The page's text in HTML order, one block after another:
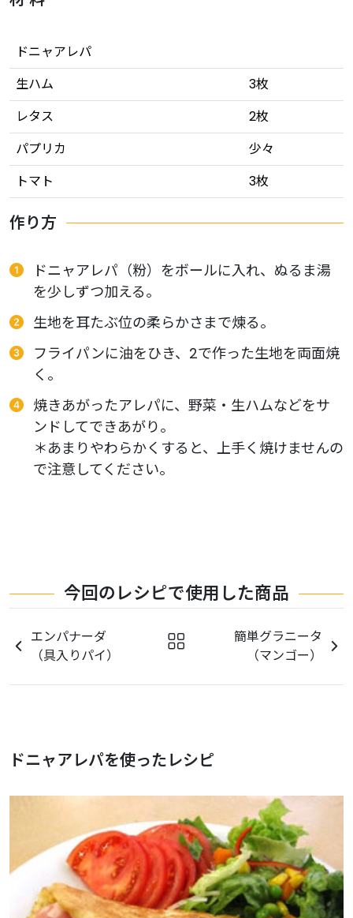
ドニャアレパ
生ハム
3枚
レタス
2枚
パプリカ
少々
トマト
3枚
作り方
ドニャアレパ（粉）をボールに入れ、ぬるま湯
を少しずつ加える。
生地を耳たぶ位の柔らかさまで煉る。
フライパンに油をひき、2で作った生地を両面焼
く。
焼きあがったアレパに、野菜・生ハムなどをサ
ンドしてできあがり。
＊あまりやわらかくすると、上手く焼けませんの
で注意してください。
今回のレシピで使用した商品
エンパナーダ
（具入りパイ）
簡単グラニータ
（マンゴー）
ドニャアレパを使ったレシピ